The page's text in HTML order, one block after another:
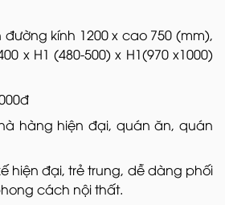
đường kính 1200 x cao 750 (mm),
x H1 (480-500) x H1(970 x1000)
hàng hiện đại, quán ăn, quán
hiện đại, trẻ trung, dễ dàng phối
cách nội thất.